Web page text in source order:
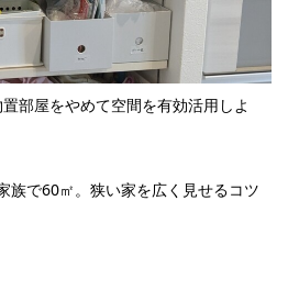
部屋をやめて空間を有効活用しよ
族で60㎡。狭い家を広く見せるコツ